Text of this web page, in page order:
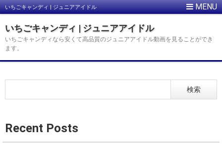
いちごキャンディ | ジュニアアイドル
いちごキャンディ | ジュニアアイドル
いちごキャンディなら安くて高品質のジュニアアイドル動画を見ることができ
ます。
検索
Recent Posts